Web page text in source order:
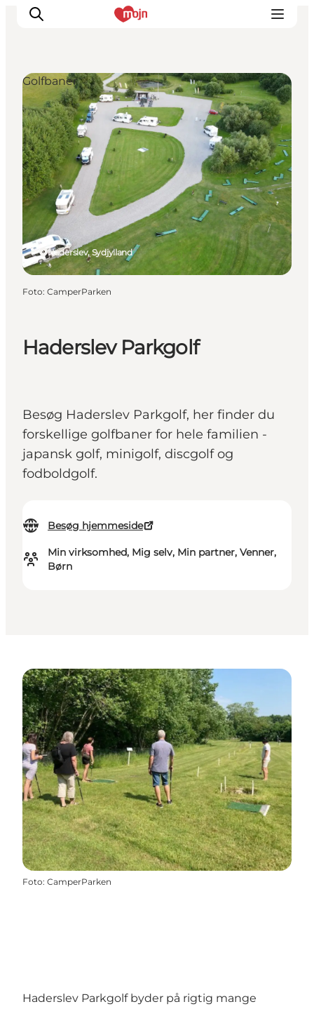
Oplevelser
Byer & Steder
Det sker
Overnatning
Planlæg din ferie
Booking
Haderslev Parkgolf
Besøg Haderslev Parkgolf, her finder du
forskellige golfbaner for hele familien -
japansk golf, minigolf, discgolf og
fodboldgolf.
Besøg hjemmeside
Min virksomhed, Mig selv, Min partner, Venner,
Børn
Haderslev, Sydjylland
Golfbaner
Foto: CamperParken
Foto: CamperParken
Haderslev Parkgolf byder på rigtig mange